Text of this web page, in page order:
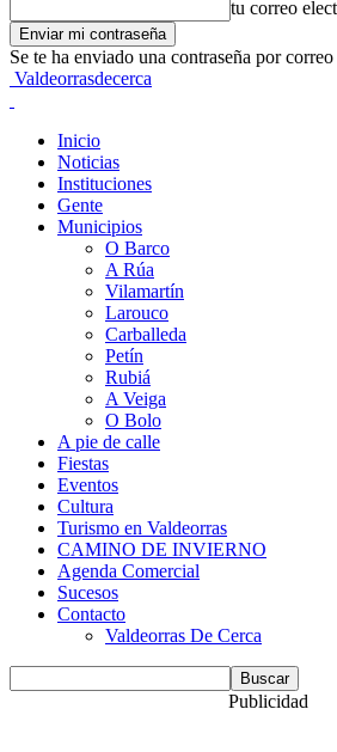
tu correo
Se te ha enviado una contraseña por
Valdeorrasdecerca
Inicio
Noticias
Instituciones
Gente
Municipios
O Barco
A Rúa
Vilamartín
Larouco
Carballeda
Petín
Rubiá
A Veiga
O Bolo
A pie de calle
Fiestas
Eventos
Cultura
Turismo en Valdeorras
CAMINO DE INVIERNO
Agenda Comercial
Sucesos
Contacto
Valdeorras De Cerca
Publicidad